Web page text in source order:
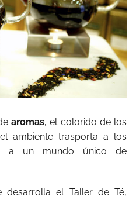
aromas, el colorido de los
ambiente trasporta a los
a un mundo único de
desarrolla el Taller de Té,